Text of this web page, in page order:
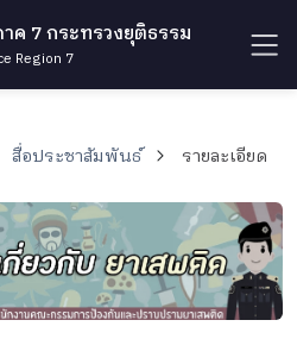
ค 7 กระทรวงยุติธรรม
Region 7
สื่อประชาสัมพันธ์ รายละเอียด